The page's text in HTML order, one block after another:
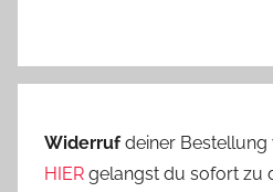
Widerrufdeiner
HIER gelangst du sofort zu